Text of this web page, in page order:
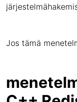
Jos tämä